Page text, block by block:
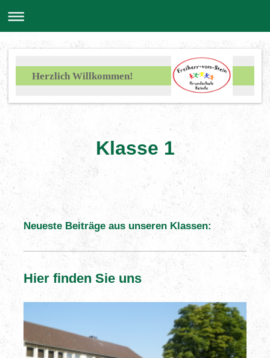
Herzlich Willkommen!
Klasse 1
Neueste Beiträge aus unseren Klassen:
Hier finden Sie uns